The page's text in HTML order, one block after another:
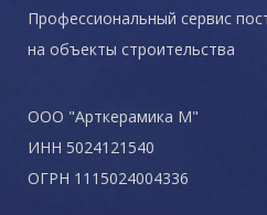
Профессиональный сервис
на объекты строительства
ООО "Арткерамика М"
ИНН 5024121540
ОГРН 1115024004336